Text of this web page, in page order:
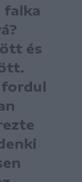
falka
és
fordul